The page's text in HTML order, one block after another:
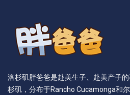
洛杉矶胖爸爸是赴美生子、赴美产子
杉矶，分布于Rancho Cucamonga和